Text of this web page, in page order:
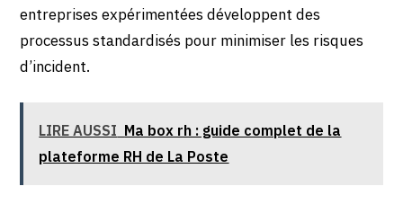
entreprises expérimentées développent des
processus standardisés pour minimiser les risques
d’incident.
LIRE AUSSI Ma box rh : guide complet de la
plateforme RH de La Poste